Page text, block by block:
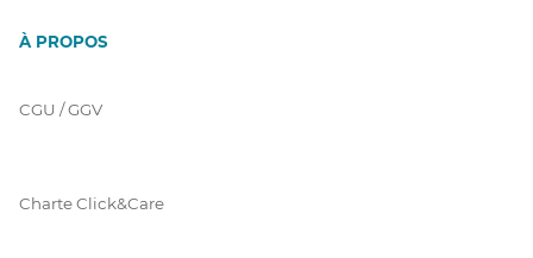
À PROPOS
CGU / GGV
Charte Click&Care